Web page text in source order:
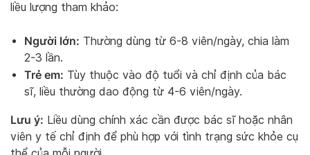
liều lượng tham khảo:
Người lớn: Thường dùng từ 6-8 viên/ngày, chia làm
2-3 lần.
Trẻ em: Tùy thuộc vào độ tuổi và chỉ định của bác
sĩ, liều thường dao động từ 4-6 viên/ngày.
Lưu ý: Liều dùng chính xác cần được bác sĩ hoặc nhân
viên y tế chỉ định để phù hợp với tình trạng sức khỏe cụ